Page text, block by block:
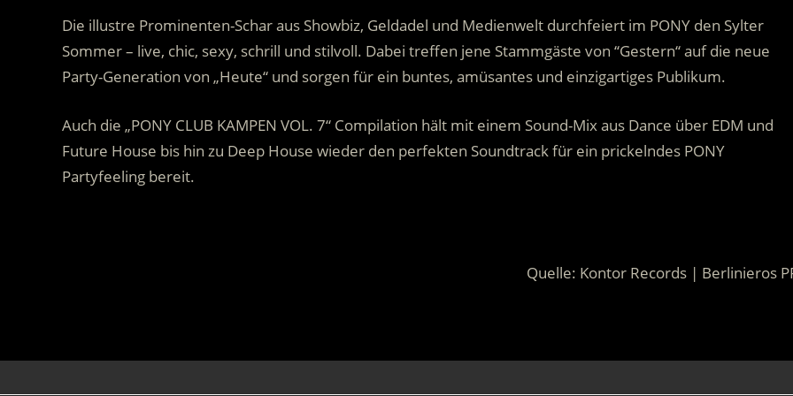
Die illustre Prominenten-Schar aus Showbiz, Geldadel und Medienwelt durchfeiert im PONY den Sylter
Sommer – live, chic, sexy, schrill und stilvoll. Dabei treffen jene Stammgäste von ‘‘Gestern‘‘ auf die neue
Party-Generation von „Heute“ und sorgen für ein buntes, amüsantes und einzigartiges Publikum.
Auch die „PONY CLUB KAMPEN VOL. 7“ Compilation hält mit einem Sound-Mix aus Dance über EDM und
Future House bis hin zu Deep House wieder den perfekten Soundtrack für ein prickelndes PONY
Partyfeeling bereit.
Quelle: Kontor Records | Berlinieros